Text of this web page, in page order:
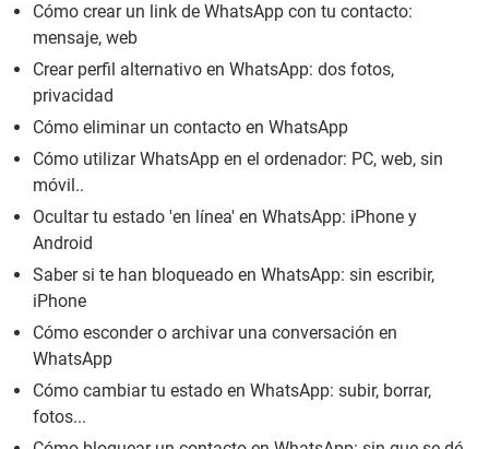
Cómo crear un link de WhatsApp con tu contacto:
mensaje, web
Crear perfil alternativo en WhatsApp: dos fotos,
privacidad
Cómo eliminar un contacto en WhatsApp
Cómo utilizar WhatsApp en el ordenador: PC, web, sin
móvil..
Ocultar tu estado 'en línea' en WhatsApp: iPhone y
Android
Saber si te han bloqueado en WhatsApp: sin escribir,
iPhone
Cómo esconder o archivar una conversación en
WhatsApp
Cómo cambiar tu estado en WhatsApp: subir, borrar,
fotos...